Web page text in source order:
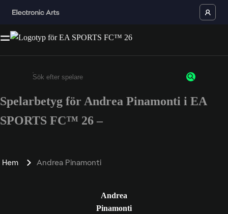
Ange minst 3 tecken eller siffror
Spelarbetyg för Andrea Pinamonti i EA
SPORTS FC™ 26 –
Hem Andrea Pinamonti
Andrea
Pinamonti